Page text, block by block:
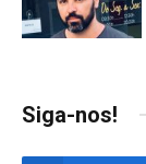
Siga-nos!